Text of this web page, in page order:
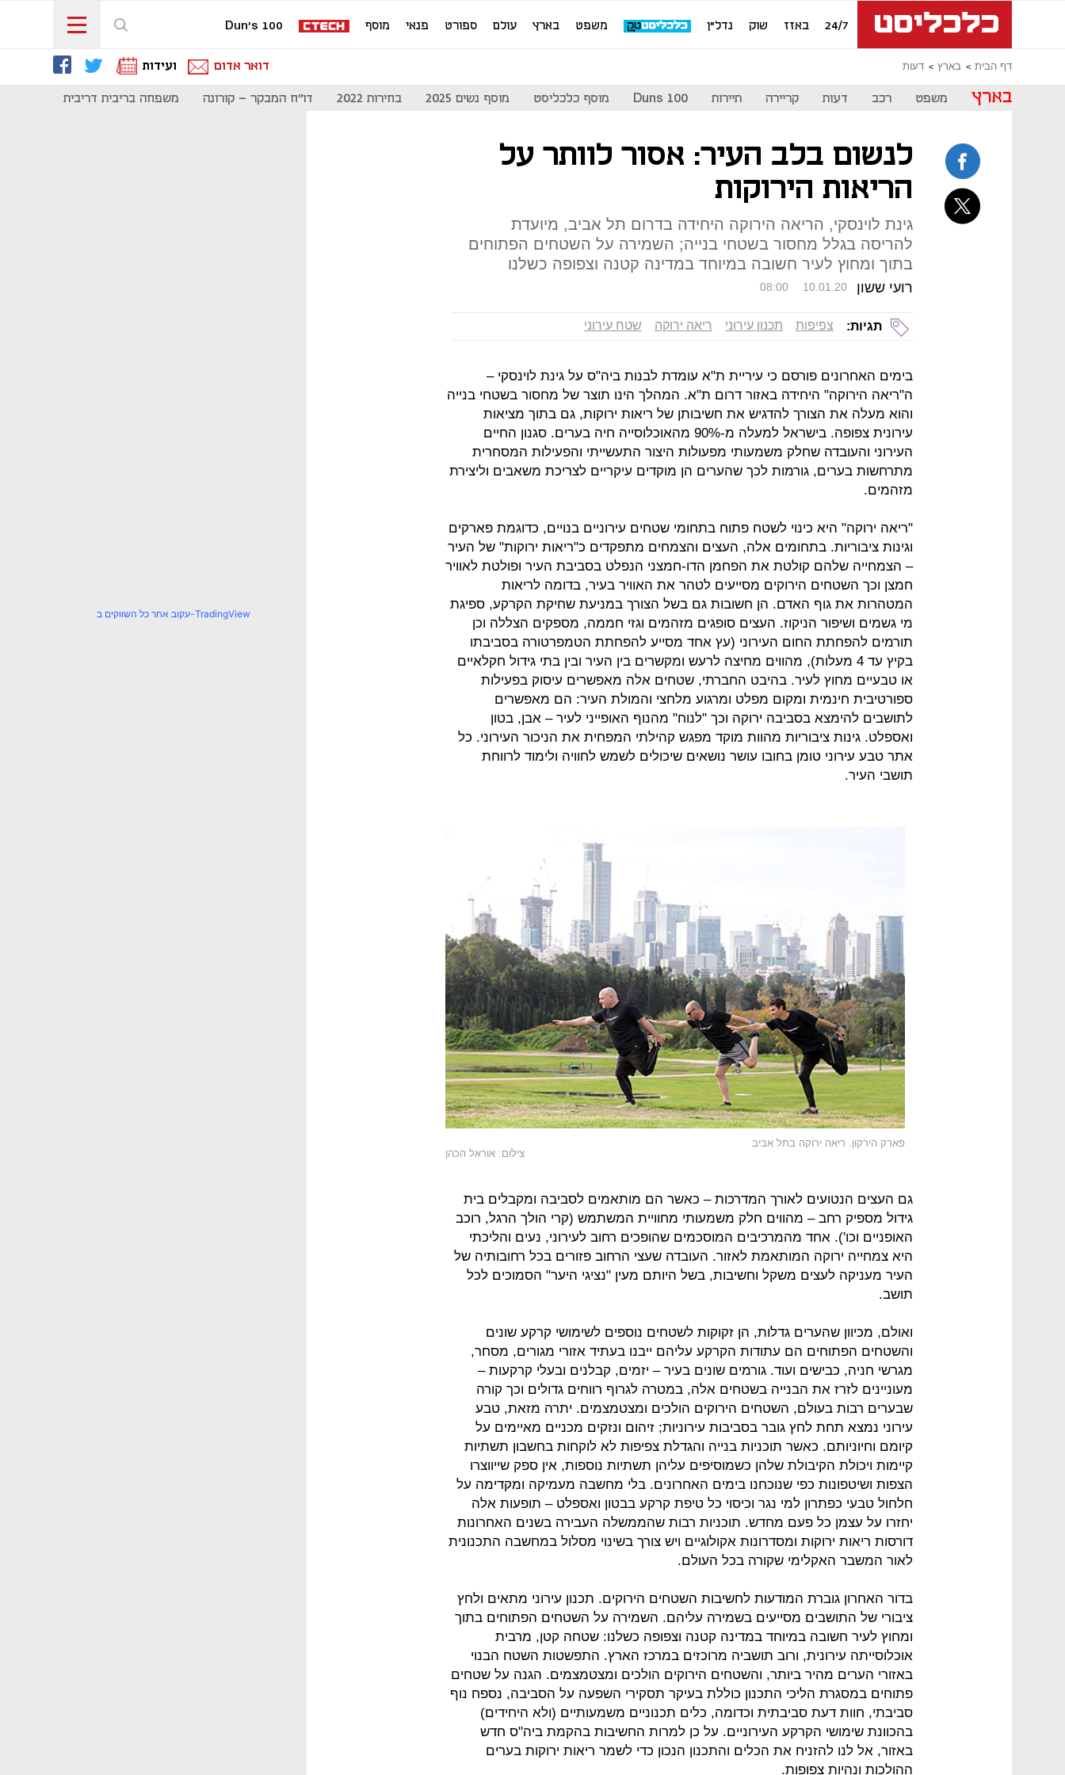
24/7 באזז שוק נדל"ן משפט בארץ עולם ספורט פנאי מוסף Dun's 100
דף הבית בארץ דעות דואר אדום ועידות
בארץ משפט רכב דעות קריירה תיירות Duns 100 מוסף כלכליסט מוסף נשים 2025 בחירות 2022 דו"ח המבקר - קורונה משפחה בריבית דריבית
לנשום בלב העיר: אסור לוותר על
הריאות הירוקות
גינת לוינסקי, הריאה הירוקה היחידה בדרום תל אביב, מיועדת
להריסה בגלל מחסור בשטחי בנייה; השמירה על השטחים הפתוחים
בתוך ומחוץ לעיר חשובה במיוחד במדינה קטנה וצפופה כשלנו
רועי ששון 08:00 10.01.20
תגיות: צפיפות תכנון עירוני ריאה ירוקה שטח עירוני
בימים האחרונים פורסם כי עיריית ת"א עומדת לבנות ביה"ס על גינת לוינסקי –
ה"ריאה הירוקה" היחידה באזור דרום ת"א. המהלך הינו תוצר של מחסור בשטחי בנייה
והוא מעלה את הצורך להדגיש את חשיבותן של ריאות ירוקות, גם בתוך מציאות
עירונית צפופה. בישראל למעלה מ-90% מהאוכלוסייה חיה בערים. סגנון החיים
העירוני והעובדה שחלק משמעותי מפעולות היצור התעשייתי והפעילות המסחרית
מתרחשות בערים, גורמות לכך שהערים הן מוקדים עיקריים לצריכת משאבים וליצירת
מזהמים.
"ריאה ירוקה" היא כינוי לשטח פתוח בתחומי שטחים עירוניים בנויים, כדוגמת פארקים
וגינות ציבוריות. בתחומים אלה, העצים והצמחים מתפקדים כ"ריאות ירוקות" של העיר
– הצמחייה שלהם קולטת את הפחמן הדו-חמצני הנפלט בסביבת העיר ופולטת לאוויר
חמצן וכך השטחים הירוקים מסייעים לטהר את האוויר בעיר, בדומה לריאות
המטהרות את גוף האדם. הן חשובות גם בשל הצורך במניעת שחיקת הקרקע, ספיגת
מי גשמים ושיפור הניקוז. העצים סופגים מזהמים וגזי חממה, מספקים הצללה וכן
תורמים להפחתת החום העירוני (עץ אחד מסייע להפחתת הטמפרטורה בסביבתו
בקיץ עד 4 מעלות), מהווים מחיצה לרעש ומקשרים בין העיר ובין בתי גידול חקלאיים
או טבעיים מחוץ לעיר. בהיבט החברתי, שטחים אלה מאפשרים עיסוק בפעילות
ספורטיבית חינמית ומקום מפלט ומרגוע מלחצי והמולת העיר: הם מאפשרים
לתושבים להימצא בסביבה ירוקה וכך "לנוח" מהנוף האופייני לעיר – אבן, בטון
ואספלט. גינות ציבוריות מהוות מוקד מפגש קהילתי המפחית את הניכור העירוני. כל
אתר טבע עירוני טומן בחובו עושר נושאים שיכולים לשמש לחוויה ולימוד לרווחת
תושבי העיר.
פארק הירקון. ריאה ירוקה בתל אביב
צילום: אוראל הכהן
גם העצים הנטועים לאורך המדרכות – כאשר הם מותאמים לסביבה ומקבלים בית
גידול מספיק רחב – מהווים חלק משמעותי מחוויית המשתמש (קרי הולך הרגל, רוכב
האופניים וכו'). אחד מהמרכיבים המוסכמים שהופכים רחוב לעירוני, נעים והליכתי
היא צמחייה ירוקה המותאמת לאזור. העובדה שעצי הרחוב פזורים בכל רחובותיה של
העיר מעניקה לעצים משקל וחשיבות, בשל היותם מעין "נציגי היער" הסמוכים לכל
תושב.
ואולם, מכיוון שהערים גדלות, הן זקוקות לשטחים נוספים לשימושי קרקע שונים
והשטחים הפתוחים הם עתודות הקרקע עליהם ייבנו בעתיד אזורי מגורים, מסחר,
מגרשי חניה, כבישים ועוד. גורמים שונים בעיר – יזמים, קבלנים ובעלי קרקעות –
מעוניינים לזרז את הבנייה בשטחים אלה, במטרה לגרוף רווחים גדולים וכך קורה
שבערים רבות בעולם, השטחים הירוקים הולכים ומצטמצמים. יתרה מזאת, טבע
עירוני נמצא תחת לחץ גובר בסביבות עירוניות; זיהום ונזקים מכניים מאיימים על
קיומם וחיוניותם. כאשר תוכניות בנייה והגדלת צפיפות לא לוקחות בחשבון תשתיות
קיימות ויכולת הקיבולת שלהן כשמוסיפים עליהן תשתיות נוספות, אין ספק שייווצרו
הצפות ושיטפונות כפי שנוכחנו בימים האחרונים. בלי מחשבה מעמיקה ומקדימה על
חלחול טבעי כפתרון למי נגר וכיסוי כל טיפת קרקע בבטון ואספלט – תופעות אלה
יחזרו על עצמן כל פעם מחדש. תוכניות רבות שהממשלה העבירה בשנים האחרונות
דורסות ריאות ירוקות ומסדרונות אקולוגיים ויש צורך בשינוי מסלול במחשבה התכנונית
לאור המשבר האקלימי שקורה בכל העולם.
בדור האחרון גוברת המודעות לחשיבות השטחים הירוקים. תכנון עירוני מתאים ולחץ
ציבורי של התושבים מסייעים בשמירה עליהם. השמירה על השטחים הפתוחים בתוך
ומחוץ לעיר חשובה במיוחד במדינה קטנה וצפופה כשלנו: שטחה קטן, מרבית
אוכלוסייתה עירונית, ורוב תושביה מרוכזים במרכז הארץ. התפשטות השטח הבנוי
באזורי הערים מהיר ביותר, והשטחים הירוקים הולכים ומצטמצמים. הגנה על שטחים
פתוחים במסגרת הליכי התכנון כוללת בעיקר תסקירי השפעה על הסביבה, נספח נוף
סביבתי, חוות דעת סביבתית וכדומה, כלים תכנוניים משמעותיים (ולא היחידים)
בהכוונת שימושי הקרקע העירוניים. על כן למרות החשיבות בהקמת ביה"ס חדש
באזור, אל לנו להזניח את הכלים והתכנון הנכון כדי לשמר ריאות ירוקות בערים
ההולכות ונהיות צפופות.
עקוב אחר כל השווקים ב-TradingView